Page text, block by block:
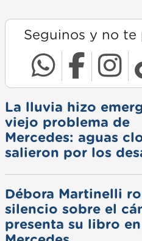
Seguinos y no te
La lluvia hizo
viejo problema de
Mercedes: aguas
salieron por los
Débora Martinelli
silencio sobre el
presenta su libro en